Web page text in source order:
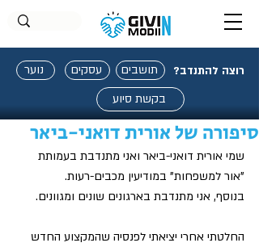
נוער עסקים תושבים רוצה להתנדב?
בקשת סיוע
סיפורה של אורית דואני-ביאר
שמי אורית דואני-ביאר ואני מתנדבת בעמותת
"אור למשפחות" במודיעין מכבים-רעות.
בנוסף, אני מתנדבת בארגונים שונים ומגוונים.
החלטתי אחרי יציאתי לפנסיה שהמקצוע החדש